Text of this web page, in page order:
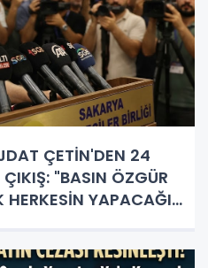
ÇETİN'DEN 24
"BASIN ÖZGÜR
HERKESİN YAPACAĞI